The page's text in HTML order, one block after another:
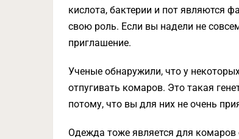
кислота, бактерии и пот являются
свою роль. Если вы надели не
приглашение.
Ученые обнаружили, что у
отпугивать комаров. Это такая
потому, что вы для них не очень
Одежда тоже является для